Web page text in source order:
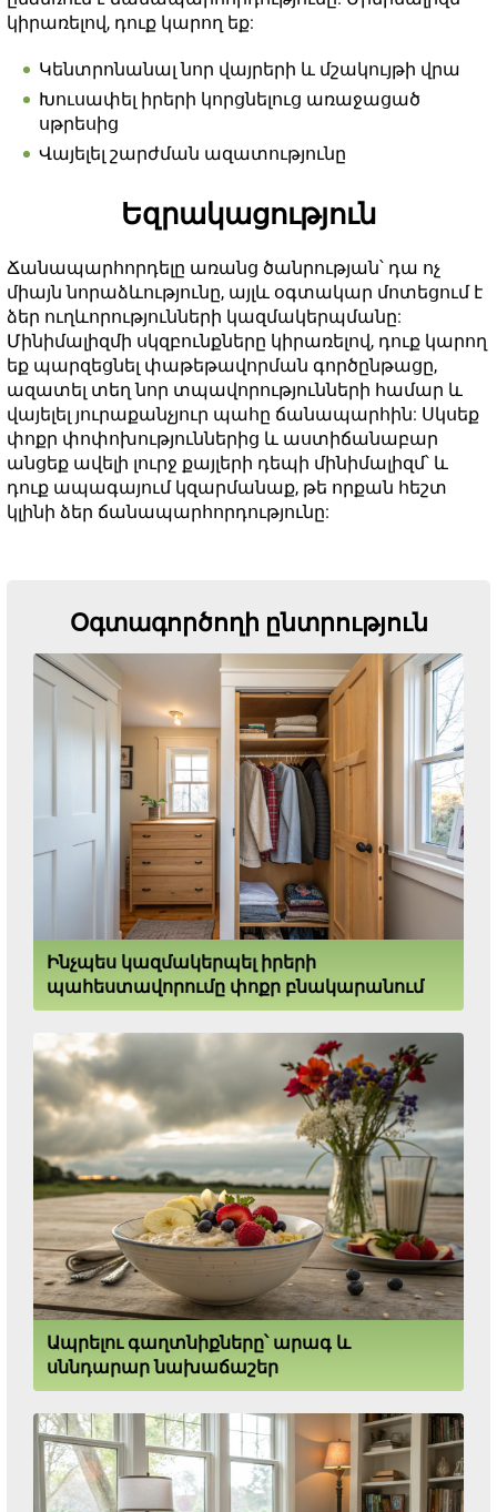
կիրառելով, դուք կարող եք:
Կենտրոնանալ նոր վայրերի և մշակույթի վրա
Խուսափել իրերի կորցնելուց առաջացած
սթրեսից
Վայելել շարժման ազատությունը
Եզրակացություն
Ճանապարհորդելը առանց ծանրության՝ դա ոչ
միայն նորաձևությունը, այլև օգտակար մոտեցում է
ձեր ուղևորությունների կազմակերպմանը:
Մինիմալիզմի սկզբունքները կիրառելով, դուք կարող
եք պարզեցնել փաթեթավորման գործընթացը,
ազատել տեղ նոր տպավորությունների համար և
վայելել յուրաքանչյուր պահը ճանապարհին: Սկսեք
փոքր փոփոխություններից և աստիճանաբար
անցեք ավելի լուրջ քայլերի դեպի մինիմալիզմ՝ և
դուք ապագայում կզարմանաք, թե որքան հեշտ
կլինի ձեր ճանապարհորդությունը:
Օգտագործողի ընտրություն
Ինչպես կազմակերպել իրերի
պահեստավորումը փոքր բնակարանում
Ապրելու գաղտնիքները՝ արագ և
սննդարար նախաճաշեր